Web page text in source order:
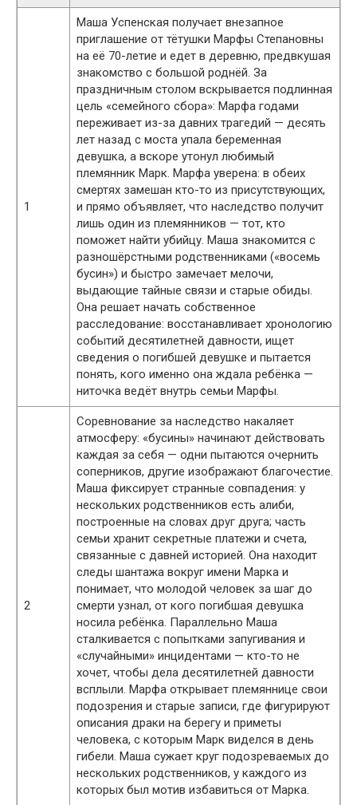
1
Маша Успенская получает внезапное
приглашение от тётушки Марфы Степановны
на её 70-летие и едет в деревню, предвкушая
знакомство с большой роднёй. За
праздничным столом вскрывается подлинная
цель «семейного сбора»: Марфа годами
переживает из-за давних трагедий — десять
лет назад с моста упала беременная
девушка, а вскоре утонул любимый
племянник Марк. Марфа уверена: в обеих
смертях замешан кто-то из присутствующих,
и прямо объявляет, что наследство получит
лишь один из племянников — тот, кто
поможет найти убийцу. Маша знакомится с
разношёрстными родственниками («восемь
бусин») и быстро замечает мелочи,
выдающие тайные связи и старые обиды.
Она решает начать собственное
расследование: восстанавливает хронологию
событий десятилетней давности, ищет
сведения о погибшей девушке и пытается
понять, кого именно она ждала ребёнка —
ниточка ведёт внутрь семьи Марфы.
2
Соревнование за наследство накаляет
атмосферу: «бусины» начинают действовать
каждая за себя — одни пытаются очернить
соперников, другие изображают благочестие.
Маша фиксирует странные совпадения: у
нескольких родственников есть алиби,
построенные на словах друг друга; часть
семьи хранит секретные платежи и счета,
связанные с давней историей. Она находит
следы шантажа вокруг имени Марка и
понимает, что молодой человек за шаг до
смерти узнал, от кого погибшая девушка
носила ребёнка. Параллельно Маша
сталкивается с попытками запугивания и
«случайными» инцидентами — кто-то не
хочет, чтобы дела десятилетней давности
всплыли. Марфа открывает племяннице свои
подозрения и старые записи, где фигурируют
описания драки на берегу и приметы
человека, с которым Марк виделся в день
гибели. Маша сужает круг подозреваемых до
нескольких родственников, у каждого из
которых был мотив избавиться от Марка.